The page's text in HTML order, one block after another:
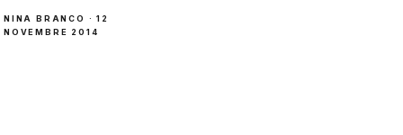
NINA BRANCO · 12
NOVEMBRE 2014